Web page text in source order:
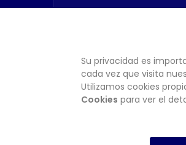
Su privacidad es
cada vez que visita
Utilizamos cookies
Cookies para ver el